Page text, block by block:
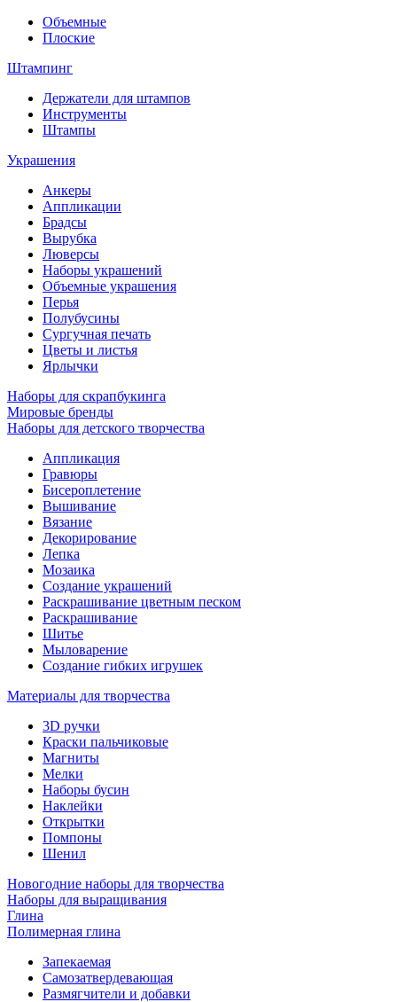
Объемные
Плоские
Штампинг
Держатели для штампов
Инструменты
Штампы
Украшения
Анкеры
Аппликации
Брадсы
Вырубка
Люверсы
Наборы украшений
Объемные украшения
Перья
Полубусины
Сургучная печать
Цветы и листья
Ярлычки
Наборы для скрапбукинга
Мировые бренды
Наборы для детского творчества
Аппликация
Гравюры
Бисероплетение
Вышивание
Вязание
Декорирование
Лепка
Мозаика
Создание украшений
Раскрашивание цветным песком
Раскрашивание
Шитье
Мыловарение
Создание гибких игрушек
Материалы для творчества
3D ручки
Краски пальчиковые
Магниты
Мелки
Наборы бусин
Наклейки
Открытки
Помпоны
Шенил
Новогодние наборы для творчества
Наборы для выращивания
Глина
Полимерная глина
Запекаемая
Самозатвердевающая
Размягчители и добавки